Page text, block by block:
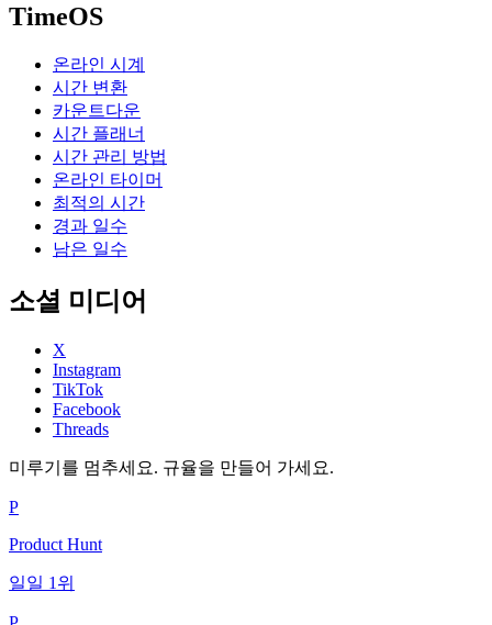
TimeOS
온라인 시계
시간 변환
카운트다운
시간 플래너
시간 관리 방법
온라인 타이머
최적의 시간
경과 일수
남은 일수
소셜 미디어
X
Instagram
TikTok
Facebook
Threads
미루기를 멈추세요. 규율을 만들어 가세요.
P
Product Hunt
일일 1위